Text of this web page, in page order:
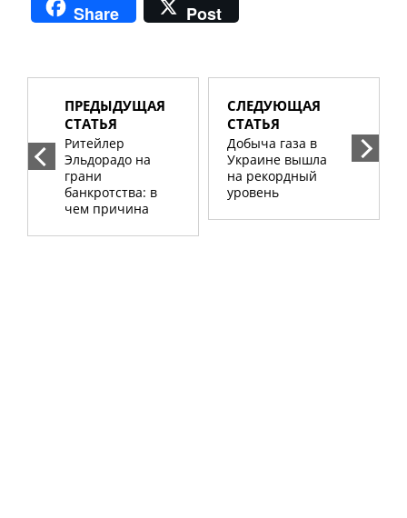
Share Post
ПРЕДЫДУЩАЯ
СТАТЬЯ
Ритейлер
Эльдорадо на
грани
банкротства: в
чем причина
СЛЕДУЮЩАЯ
СТАТЬЯ
Добыча газа в
Украине вышла
на рекордный
уровень